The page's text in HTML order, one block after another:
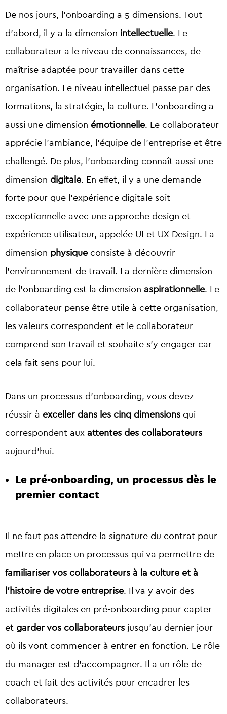
De nos jours, l’onboarding a 5 dimensions. Tout
d’abord, il y a la dimension intellectuelle. Le
collaborateur a le niveau de connaissances, de
maîtrise adaptée pour travailler dans cette
organisation. Le niveau intellectuel passe par des
formations, la stratégie, la culture. L’onboarding a
aussi une dimension émotionnelle. Le collaborateur
apprécie l’ambiance, l’équipe de l’entreprise et être
challengé. De plus, l’onboarding connaît aussi une
dimension digitale. En effet, il y a une demande
forte pour que l’expérience digitale soit
exceptionnelle avec une approche design et
expérience utilisateur, appelée UI et UX Design. La
dimension physique consiste à découvrir
l’environnement de travail. La dernière dimension
de l’onboarding est la dimension aspirationnelle. Le
collaborateur pense être utile à cette organisation,
les valeurs correspondent et le collaborateur
comprend son travail et souhaite s’y engager car
cela fait sens pour lui.
Dans un processus d’onboarding, vous devez
réussir à exceller dans les cinq dimensions qui
correspondent aux attentes des collaborateurs
aujourd’hui.
Le pré-onboarding, un processus dès le
premier contact
Il ne faut pas attendre la signature du contrat pour
mettre en place un processus qui va permettre de
familiariser vos collaborateurs à la culture et à
l’histoire de votre entreprise. Il va y avoir des
activités digitales en pré-onboarding pour capter
et garder vos collaborateurs jusqu’au dernier jour
où ils vont commencer à entrer en fonction. Le rôle
du manager est d’accompagner. Il a un rôle de
coach et fait des activités pour encadrer les
collaborateurs.